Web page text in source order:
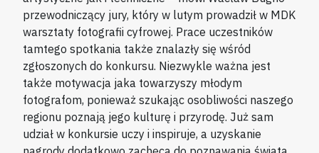
przewodniczący jury, który w lutym prowadził w MDK
warsztaty fotografii cyfrowej. Prace uczestników
tamtego spotkania także znalazły się wśród
zgłoszonych do konkursu. Niezwykle ważna jest
także motywacja jaka towarzyszy młodym
fotografom, ponieważ szukając osobliwości naszego
regionu poznają jego kulturę i przyrodę. Już sam
udział w konkursie uczy i inspiruje, a uzyskanie